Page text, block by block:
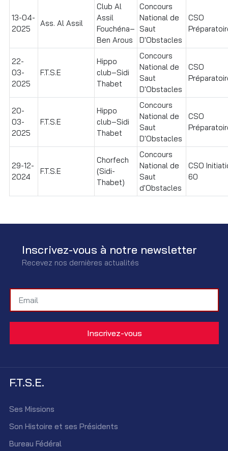
13-04-
2025
Ass. Al Assil
Club Al
Assil
Fouchéna–
Ben Arous
Concours
National de
Saut
D'Obstacles
CSO
22-
03-
2025
F.T.S.E
Hippo
club–Sidi
Thabet
Concours
National de
Saut
D'Obstacles
CSO
20-
03-
2025
F.T.S.E
Hippo
club–Sidi
Thabet
Concours
National de
Saut
D'Obstacles
CSO
29-12-
2024
F.T.S.E
Chorfech
(Sidi-
Thabet)
Concours
National de
Saut
d'Obstacles
CSO
60
Inscrivez-vous à notre newsletter
Recevez nos dernières actualités
F.T.S.E.
Ses Missions
Son Histoire et ses Présidents
Bureau Fédéral